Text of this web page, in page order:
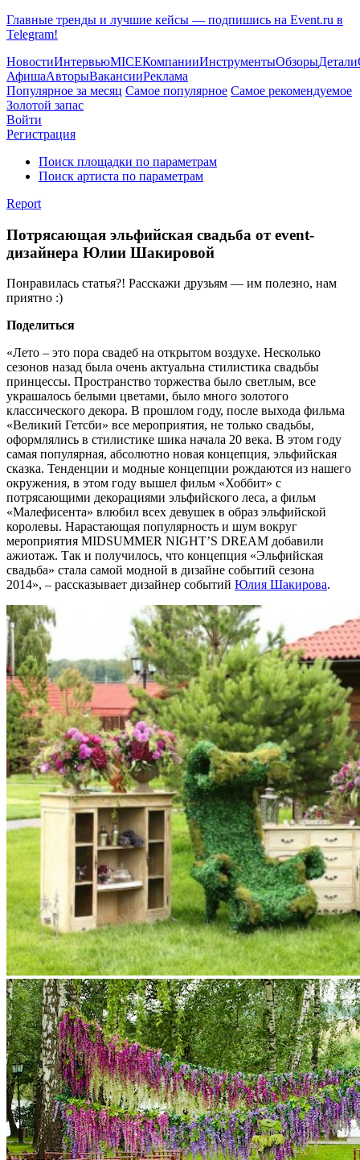
Главные тренды и лучшие кейсы — подпишись на Event.ru в
Telegram!
НовостиИнтервьюMICEКомпанииИнструментыОбзорыДетали
АфишаАвторыВакансииРеклама
Популярное за месяц Самое популярное Самое рекомендуемое
Золотой запас
Войти
Регистрация
Поиск площадки по параметрам
Поиск артиста по параметрам
Report
Потрясающая эльфийская свадьба от event-
дизайнера Юлии Шакировой
Понравилась статья?! Расскажи друзьям — им полезно, нам
приятно :)
Поделиться
«Лето – это пора свадеб на открытом воздухе. Несколько
сезонов назад была очень актуальна стилистика свадьбы
принцессы. Пространство торжества было светлым, все
украшалось белыми цветами, было много золотого
классического декора. В прошлом году, после выхода фильма
«Великий Гетсби» все мероприятия, не только свадьбы,
оформлялись в стилистике шика начала 20 века. В этом году
самая популярная, абсолютно новая концепция, эльфийская
сказка. Тенденции и модные концепции рождаются из нашего
окружения, в этом году вышел фильм «Хоббит» с
потрясающими декорациями эльфийского леса, а фильм
«Малефисента» влюбил всех девушек в образ эльфийской
королевы. Нарастающая популярность и шум вокруг
мероприятия MIDSUMMER NIGHT’S DREAM добавили
ажиотаж. Так и получилось, что концепция «Эльфийская
свадьба» стала самой модной в дизайне событий сезона
2014», – рассказывает дизайнер событий Юлия Шакирова.